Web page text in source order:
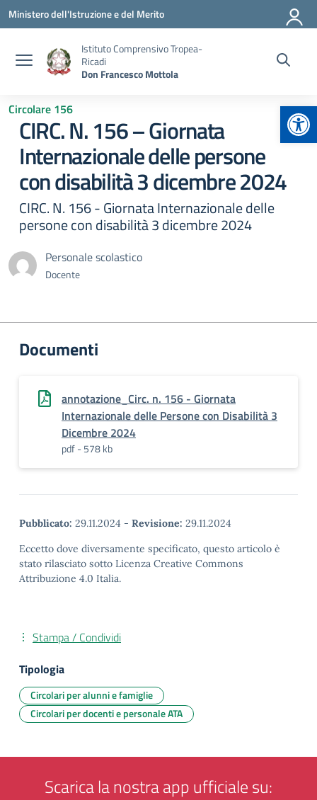
Vai ai contenuti
Vai al menu di navigazione
Vai al footer
Ministero dell'Istruzione e del Merito
Istituto Comprensivo Tropea-
Ricadi
Don Francesco Mottola
Circolare 156
CIRC. N. 156 – Giornata
Internazionale delle persone
con disabilità 3 dicembre 2024
CIRC. N. 156 - Giornata Internazionale delle
persone con disabilità 3 dicembre 2024
Personale scolastico
Docente
Documenti
annotazione_Circ. n. 156 - Giornata
Internazionale delle Persone con Disabilità 3
Dicembre 2024
pdf - 578 kb
Pubblicato: 29.11.2024 - Revisione: 29.11.2024
Eccetto dove diversamente specificato, questo articolo è
stato rilasciato sotto Licenza Creative Commons
Attribuzione 4.0 Italia.
Stampa / Condividi
Tipologia
Circolari per alunni e famiglie
Circolari per docenti e personale ATA
Scarica la nostra app ufficiale su: